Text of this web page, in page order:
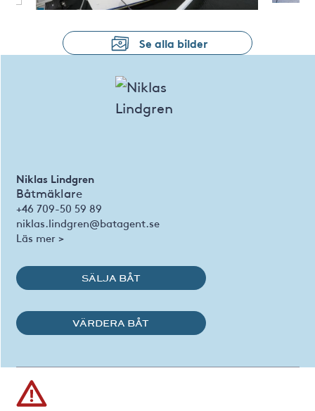
Se alla bilder
Niklas Lindgren
Båtmäklare
+46 709-50 59 89
niklas.lindgren@batagent.se
Läs mer >
SÄLJA BÅT
VÄRDERA BÅT